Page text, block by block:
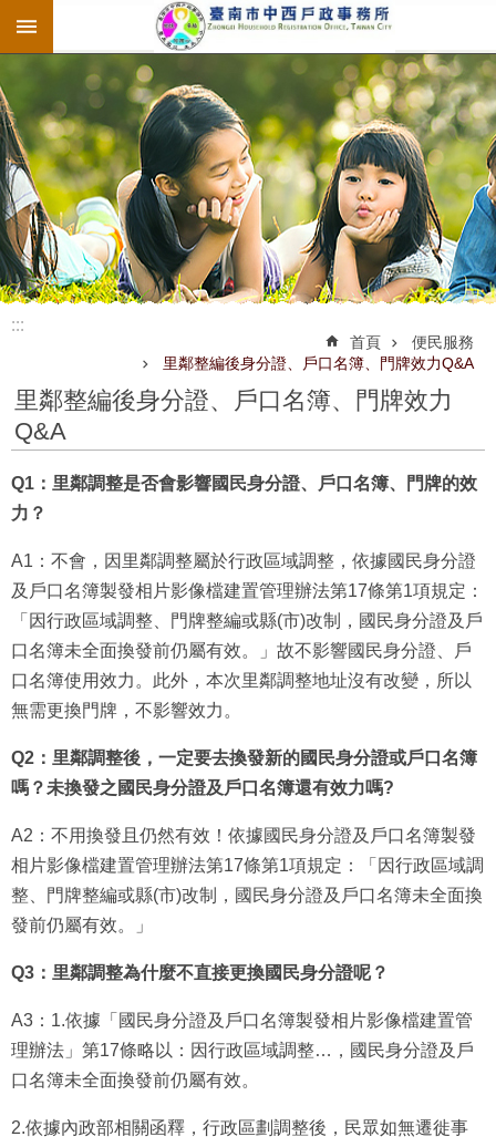
跳到主要內容區塊
:::
:::
首頁
便民服務
里鄰整編後身分證、戶口名簿、門牌效力Q&A
里鄰整編後身分證、戶口名簿、門牌效力
Q&A
Q1：里鄰調整是否會影響國民身分證、戶口名簿、門牌的效
力？
A1：不會，因里鄰調整屬於行政區域調整，依據國民身分證
及戶口名簿製發相片影像檔建置管理辦法第17條第1項規定：
「因行政區域調整、門牌整編或縣(市)改制，國民身分證及戶
口名簿未全面換發前仍屬有效。」故不影響國民身分證、戶
口名簿使用效力。此外，本次里鄰調整地址沒有改變，所以
無需更換門牌，不影響效力。
Q2：里鄰調整後，一定要去換發新的國民身分證或戶口名簿
嗎？未換發之國民身分證及戶口名簿還有效力嗎?
A2：不用換發且仍然有效！依據國民身分證及戶口名簿製發
相片影像檔建置管理辦法第17條第1項規定：「因行政區域調
整、門牌整編或縣(市)改制，國民身分證及戶口名簿未全面換
發前仍屬有效。」
Q3：里鄰調整為什麼不直接更換國民身分證呢？
A3：1.依據「國民身分證及戶口名簿製發相片影像檔建置管
理辦法」第17條略以：因行政區域調整…，國民身分證及戶
口名簿未全面換發前仍屬有效。
2.依據內政部相關函釋，行政區劃調整後，民眾如無遷徙事